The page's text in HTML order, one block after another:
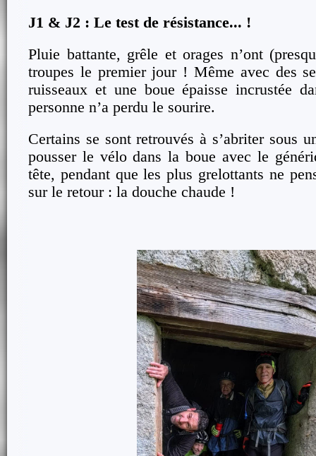
J1 & J2 : Le test de résistance... !
Pluie battante, grêle et orages n’ont
troupes le premier jour ! Même avec des
ruisseaux et une boue épaisse incrustée
personne n’a perdu le sourire.
Certains se sont retrouvés à s’abriter sous
pousser le vélo dans la boue avec le
tête, pendant que les plus grelottants ne
sur le retour : la douche chaude !